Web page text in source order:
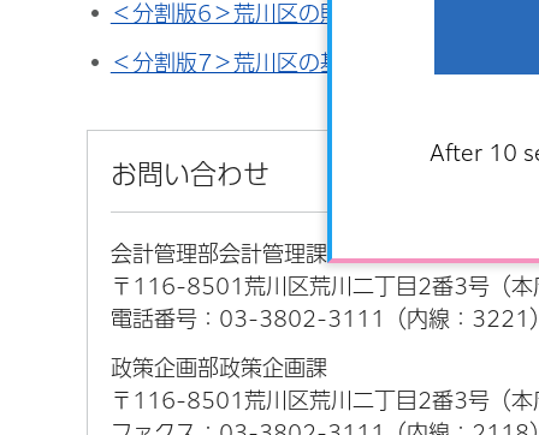
After 10
＜分割版6＞荒川区の財務諸表（PDF：
＜分割版7＞荒川区の基礎データ（PDF：
お問い合わせ
会計管理部会計管理課
〒116-8501荒川区荒川二丁目2番3号（本
電話番号：03-3802-3111（内線：3221
政策企画部政策企画課
〒116-8501荒川区荒川二丁目2番3号（本